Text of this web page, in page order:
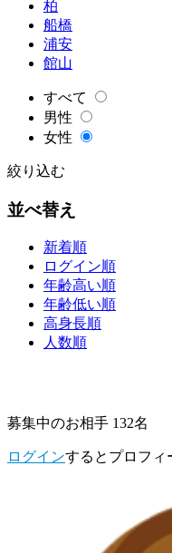
柏
船橋
浦安
館山
すべて
男性
女性
絞り込む
並べ替え
新着順
ログイン順
年齢高い順
年齢低い順
高身長順
人数順
募集中のお相手 132名
ログインするとプロフィ